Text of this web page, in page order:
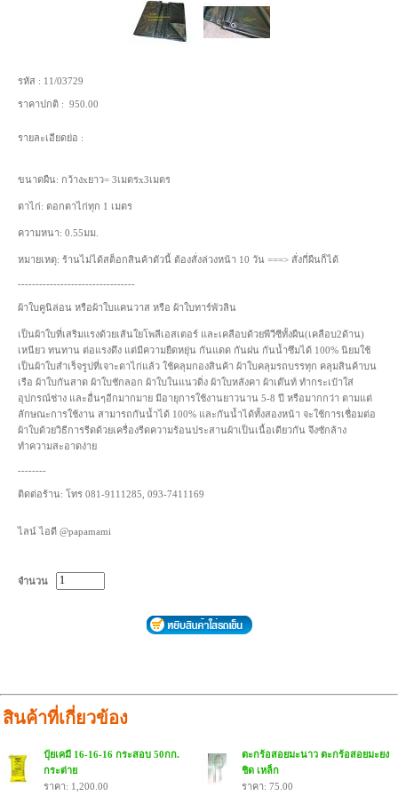
รหัส : 11/03729
ราคาปกติ : 950.00
รายละเอียดย่อ :
ขนาดผืน: กว้างxยาว= 3เมตรx3เมตร
ตาไก่: ตอกตาไก่ทุก 1 เมตร
ความหนา: 0.55มม.
หมายเหตุ: ร้านไม่ได้สต็อกสินค้าตัวนี้ ต้องสั่งล่วงหน้า 10 วัน ===> สั่งกี่ผืนก็ได้
---------------------------------
ผ้าใบคูนิล่อน หรือผ้าใบแคนวาส หรือ ผ้าใบทาร์พัวลิน
เป็นผ้าใบที่เสริมแรงด้วยเส้นใยโพลีเอสเตอร์ และเคลือบด้วยพีวีซีทั้งผืน(เคลือบ2ด้าน)
เหนียว ทนทาน ต่อแรงดึง แต่มีความยืดหยุ่น กันแดด กันฝน กันน้ำซึมได้ 100% นิยมใช้
เป็นผ้าใบสำเร็จรูปที่เจาะตาไก่แล้ว ใช้คลุมกองสินค้า ผ้าใบคลุมรถบรรทุก คลุมสินค้าบน
เรือ ผ้าใบกันสาด ผ้าใบชักลอก ผ้าใบในแนวดิ่ง ผ้าใบหลังคา ผ้าเต๊นท์ ทำกระเป๋าใส่
อุปกรณ์ช่าง และอื่นๆอีกมากมาย มีอายุการใช้งานยาวนาน 5-8 ปี หรือมากกว่า ตามแต่
ลักษณะการใช้งาน สามารถกันน้ำได้ 100% และกันน้ำได้ทั้งสองหน้า จะใช้การเชื่อมต่อ
ผ้าใบด้วยวิธีการรีดด้วยเครื่องรีดความร้อนประสานผ้าเป็นเนื้อเดียวกัน จึงซักล้าง
ทำความสะอาดง่าย
--------
ติดต่อร้าน: โทร 081-9111285, 093-7411169
ไลน์ ไอดี @papamami
จำนวน
สินค้าที่เกี่ยวข้อง
ปุ๋ยเคมี 16-16-16 กระสอบ 50กก.
กระต่าย
ราคา: 1,200.00
ตะกร้อสอยมะนาว ตะกร้อสอยมะยง
ชิด เหล็ก
ราคา: 75.00